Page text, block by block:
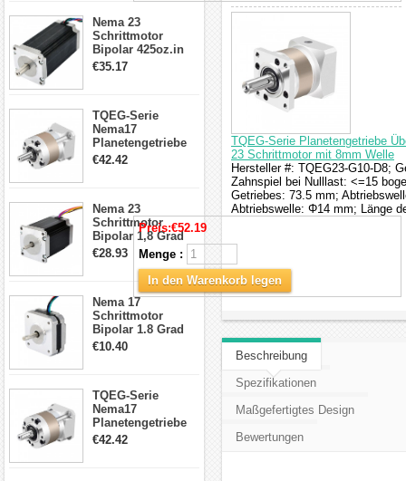
Nema 23
Schrittmotor
Bipolar 425oz.in
4.2A 57x57x114mm
€35.17
TQEG-Serie
Nema17
Planetengetriebe
5:1 Spiel 15Arc-
€42.42
Nema 23
Schrittmotor
Bipolar 1,8 Grad
2,83Nm 4 A 2,26V
Schrittmotor mit 8
Anschlüssen
€28.93
Nema 17
Schrittmotor
Bipolar 1.8 Grad
8.7Ncm 1A 3.5V 4
€10.40
TQEG-Serie
Nema17
Planetengetriebe
10:1 Spiel 15Arc-
€42.42
TQEG-Serie Planetengetriebe
23 Schrittmotor mit 8mm Welle
Hersteller #: TQEG23-G10-D8;
Zahnspiel bei Nulllast: <=15
Getriebes: 73.5 mm;
Abtriebswelle: Φ14 mm; Länge
Preis:€52.19
Menge :
In den Warenkorb legen
Beschreibung
Spezifikationen
Maßgefertigtes Design
Bewertungen